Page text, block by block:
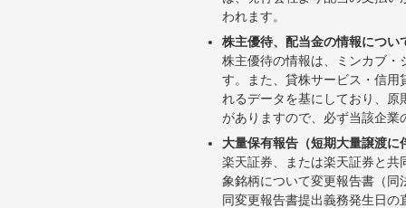
われます。
株主優待、配当金の情報につい
株主優待の情報は、ミンカブ
す。また、貸株サービス・信
れるデータを基にしており、
がありますので、必ず当該企
大量保有報告（短期大量譲渡
楽天証券、または楽天証券と
象銘柄について変更報告書（
同変更報告書提出義務発生日